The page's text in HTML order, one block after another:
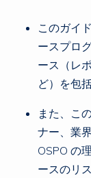
このガイ
ースプロ
ース（レ
ど）を包
また、こ
ナー、業
OSPO の
ースのリ